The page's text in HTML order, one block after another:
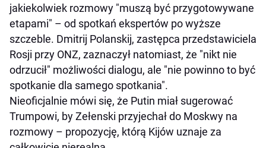
jakiekolwiek rozmowy "muszą być przygotowywane
etapami" – od spotkań ekspertów po wyższe
szczeble. Dmitrij Polanskij, zastępca przedstawiciela
Rosji przy ONZ, zaznaczył natomiast, że "nikt nie
odrzucił" możliwości dialogu, ale "nie powinno to być
spotkanie dla samego spotkania".
Nieoficjalnie mówi się, że Putin miał sugerować
Trumpowi, by Zełenski przyjechał do Moskwy na
rozmowy – propozycję, którą Kijów uznaje za